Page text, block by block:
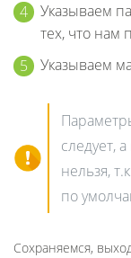
Указываем
тех, что нам
Указываем
следует,
нельзя,
по
Сохраняемся,